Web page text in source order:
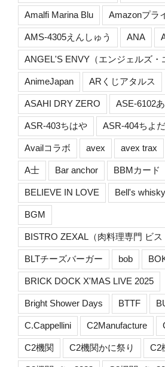
Amalfi Marina Blu Amazonプラ
AMS-4305えんしゅう ANA
ANGEL'S ENVY（エンジェルズ・
AnimeJapan ARくじアタルス
ASAHI DRY ZERO ASE-6102
ASR-403ちはや ASR-404ちよだ
Availコラボ avex avex trax
A士 Bar anchor BBMカード
BELIEVE IN LOVE Bell's whisky
BGM
BISTRO ZEXAL（肉料理専門 ビス
BLTチーズバーガー bob
BRICK DOCK X'MAS LIVE 2025
Bright Shower Days BTTF
C.Cappellini C2Manufacture
C2機関 C2機関かに祭り C2